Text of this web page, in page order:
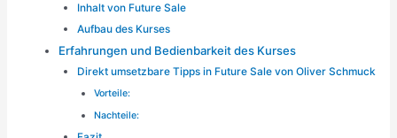
Inhalt von Future Sale
Aufbau des Kurses
Erfahrungen und Bedienbarkeit des Kurses
Direkt umsetzbare Tipps in Future Sale von Oliver Schmuck
Vorteile:
Nachteile: